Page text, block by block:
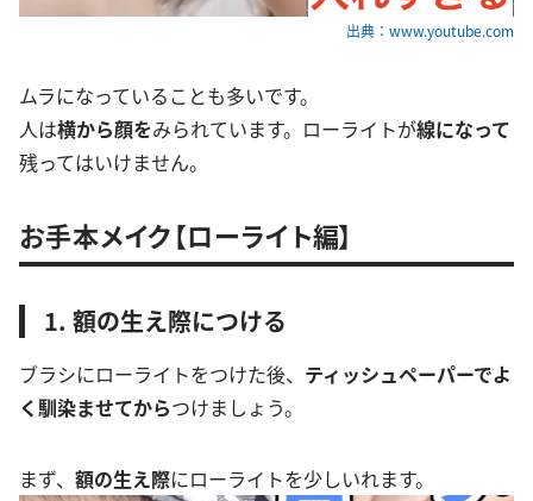
出典：www.youtube.com
ムラになっていることも多いです。
人は横から顔をみられています。ローライトが線になって
残ってはいけません。
お手本メイク【ローライト編】
1. 額の生え際につける
ブラシにローライトをつけた後、 ティッシュペーパーでよ
く馴染ませてからつけましょう。
まず、 額の生え際にローライトを少しいれます。